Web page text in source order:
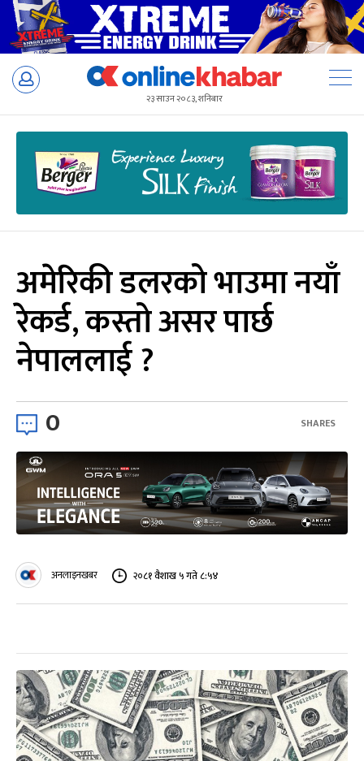
Skip
२३ साउन २०८३, शनिबार
अमेरिकी डलरको भाउमा नयाँ
रेकर्ड, कस्तो असर पार्छ
नेपाललाई ?
0 SHARES
अनलाइनखबर २०८१ वैशाख ५ गते ८:५४